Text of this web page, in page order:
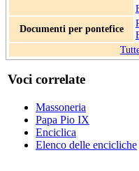
Documenti per pontefice
Voci correlate
Massoneria
Papa Pio IX
Enciclica
Elenco delle encicliche